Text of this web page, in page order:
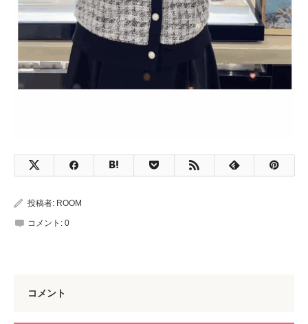
投稿者: ROOM
コメント: 0
コメント